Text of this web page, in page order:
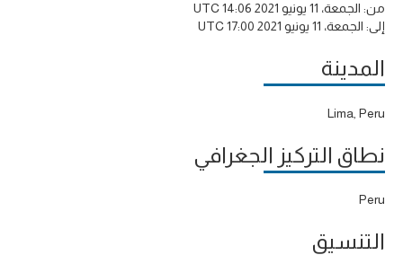
من: الجمعة، 11 يونيو 2021 14:06 UTC
إلى: الجمعة، 11 يونيو 2021 17:00 UTC
المدينة
Lima, Peru
نطاق التركيز الجغرافي
Peru
التنسيق